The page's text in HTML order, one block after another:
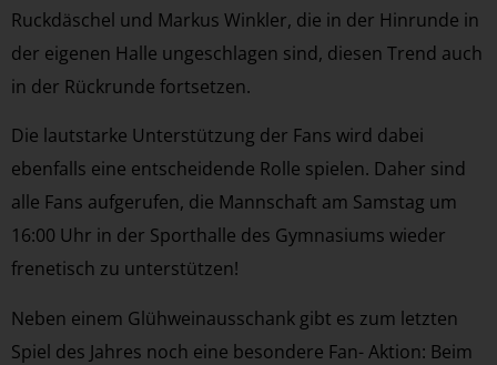
Ruckdäschel und Markus Winkler, die in der Hinrunde in
der eigenen Halle ungeschlagen sind, diesen Trend auch
in der Rückrunde fortsetzen.
Die lautstarke Unterstützung der Fans wird dabei
ebenfalls eine entscheidende Rolle spielen. Daher sind
alle Fans aufgerufen, die Mannschaft am Samstag um
16:00 Uhr in der Sporthalle des Gymnasiums wieder
frenetisch zu unterstützen!
Neben einem Glühweinausschank gibt es zum letzten
Spiel des Jahres noch eine besondere Fan- Aktion: Beim